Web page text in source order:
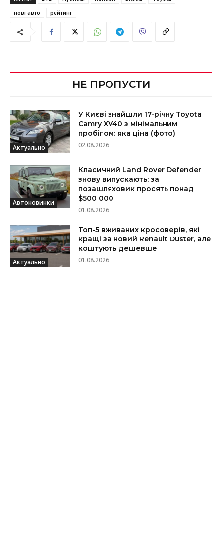
нові авто
рейтинг
НЕ ПРОПУСТИ
Актуально
У Києві знайшли 17-річну Toyota
Camry XV40 з мінімальним
пробігом: яка ціна (фото)
02.08.2026
Автоновинки
Класичний Land Rover Defender
знову випускають: за
позашляховик просять понад
$500 000
01.08.2026
Актуально
Топ-5 вживаних кросоверів, які
кращі за новий Renault Duster, але
коштують дешевше
01.08.2026